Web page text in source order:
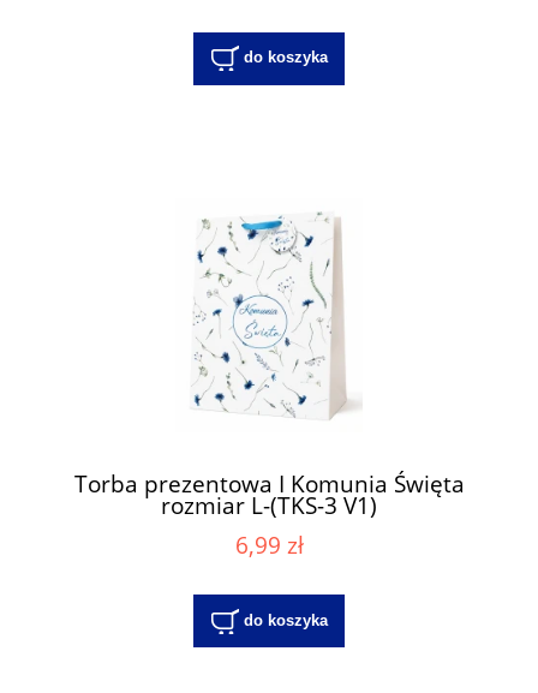
do koszyka
Torba prezentowa I Komunia Święta
rozmiar L-(TKS-3 V1)
6,99 zł
do koszyka